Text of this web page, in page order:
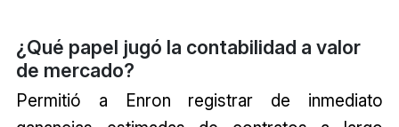
¿Qué papel jugó la contabilidad a valor
de mercado?
Permitió a Enron registrar de inmediato